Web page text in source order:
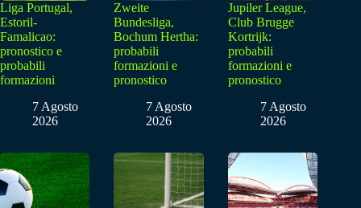
Liga Portugal,
Estoril-
Famalicao:
pronostico e
probabili
formazioni
7 Agosto
2026
Zweite
Bundesliga,
Bochum Hertha:
probabili
formazioni e
pronostico
7 Agosto
2026
Jupiler League,
Club Brugge
Kortrijk:
probabili
formazioni e
pronostico
7 Agosto
2026